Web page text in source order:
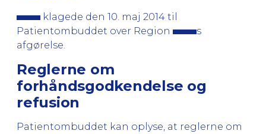
klagede den 10. maj 2014 til
Patientombuddet over Region
s
afgørelse.
Reglerne om
forhåndsgodkendelse og
refusion
Patientombuddet kan oplyse, at reglerne om